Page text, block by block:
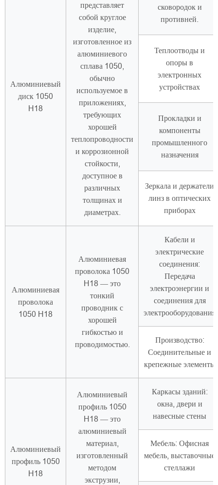
Алюминиевый
диск 1050
H18
представляет
собой круглое
изделие,
изготовленное из
алюминиевого
сплава 1050,
обычно
используемое в
приложениях,
требующих
хорошей
теплопроводности
и коррозионной
стойкости,
доступное в
различных
толщинах и
диаметрах.
сковородок и
противней.
Теплоотводы и
опоры в
электронных
устройствах
Прокладки и
компоненты
промышленного
назначения
Зеркала и держатели
линз в оптических
приборах
Алюминиевая
проволока
1050 H18
Алюминиевая
проволока 1050
H18 — это
тонкий
проводник с
хорошей
гибкостью и
проводимостью.
Кабели и
электрические
соединения:
Передача
электроэнергии и
соединения для
электрооборудования
Производство:
Соединительные и
крепежные элементы
Алюминиевый
профиль 1050
H18
Алюминиевый
профиль 1050
H18 — это
алюминиевый
материал,
изготовленный
методом
экструзии,
Каркасы зданий:
окна, двери и
навесные стены
Мебель: Офисная
мебель, выставочные
стеллажи